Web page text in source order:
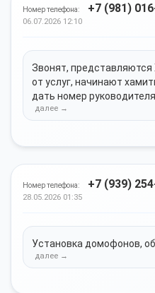
Номер телефона: +7 (981)
06.07.2026 12:10
Звонят,
от услуг, начинают
дать номер
Номер телефона: +7 (939)
28.05.2026 01:35
Установка домофонов,